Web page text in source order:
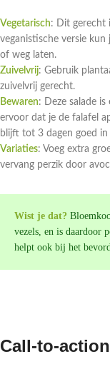
Vegetarisch: Dit gerecht
veganistische versie
of weg laten.
Zuivelvrij: Gebruik
zuivelvrij gerecht.
Bewaren: Deze salade
ervoor dat je de falafel
blijft tot 3 dagen goed in
Variaties: Voeg extra
vervang perzik door
Wist je dat?
vezels, en is daardoor
helpt ook bij het
Call-to-action